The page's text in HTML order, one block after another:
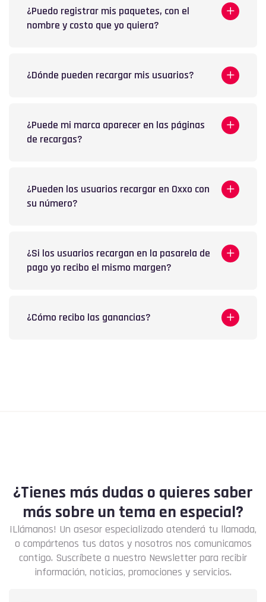
¿Puedo registrar mis paquetes, con el
nombre y costo que yo quiera?
¿Dónde pueden recargar mis usuarios?
¿Puede mi marca aparecer en las páginas
de recargas?
¿Pueden los usuarios recargar en Oxxo con
su número?
¿Si los usuarios recargan en la pasarela de
pago yo recibo el mismo margen?
¿Cómo recibo las ganancias?
¿Tienes más dudas o quieres saber
más sobre un tema en especial?
¡Llámanos! Un asesor especializado atenderá tu llamada,
o compártenos tus datos y nosotros nos comunicamos
contigo. Suscríbete a nuestro Newsletter para recibir
información, noticias, promociones y servicios.